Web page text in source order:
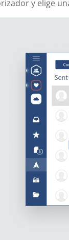
y elige